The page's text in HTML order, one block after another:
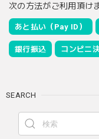
次の方法がご利用頂け
あと払い（Pay ID）
銀行振込 コンビニ
SEARCH